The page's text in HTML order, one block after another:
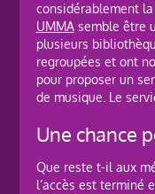
considérablement
UMMAsemble être
plusieurs
regroupées et ont
pour proposer un
de musique. Le
Une chance
Que reste t-il aux
l’accès est terminé